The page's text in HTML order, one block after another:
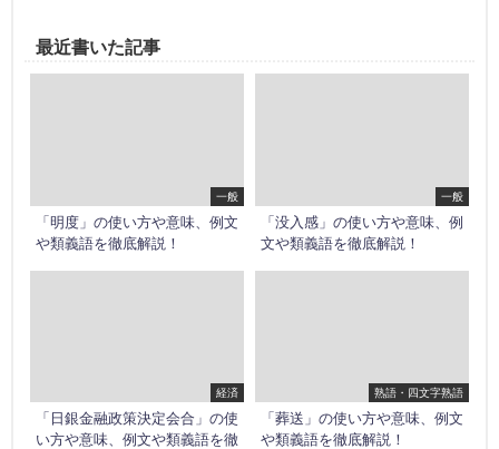
最近書いた記事
一般
「明度」の使い方や意味、例文
や類義語を徹底解説！
一般
「没入感」の使い方や意味、例
文や類義語を徹底解説！
経済
「日銀金融政策決定会合」の使
い方や意味、例文や類義語を徹
熟語・四文字熟語
「葬送」の使い方や意味、例文
や類義語を徹底解説！